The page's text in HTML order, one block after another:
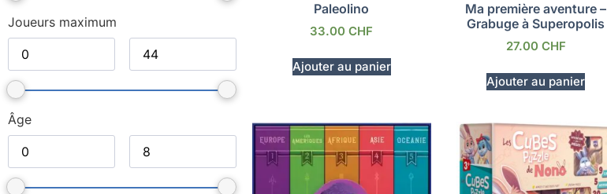
Joueurs maximum
Âge
Paleolino
33.00CHF
Ajouter au panier
Ma première aventure –
Grabuge à Superopolis
27.00 CHF
Ajouter au panier